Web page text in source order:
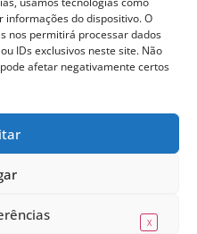
do dispositivo. O
nos permitirá processar dados
IDs exclusivos neste site. Não
afetar negativamente certos
Proibida cópia total ou
X